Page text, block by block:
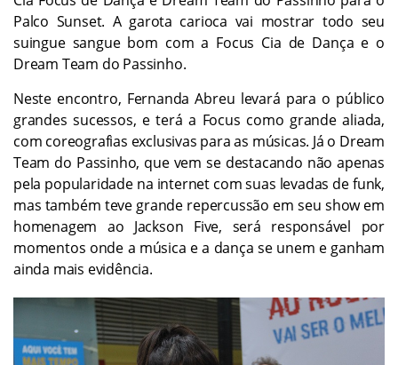
Palco Sunset. A garota carioca vai mostrar todo seu
suingue sangue bom com a Focus Cia de Dança e o
Dream Team do Passinho.
Neste encontro, Fernanda Abreu levará para o público
grandes sucessos, e terá a Focus como grande aliada,
com coreografias exclusivas para as músicas. Já o Dream
Team do Passinho, que vem se destacando não apenas
pela popularidade na internet com suas levadas de funk,
mas também teve grande repercussão em seu show em
homenagem ao Jackson Five, será responsável por
momentos onde a música e a dança se unem e ganham
ainda mais evidência.